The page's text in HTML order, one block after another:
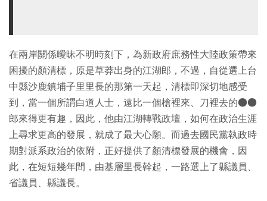
在兩岸關係曖昧不明時刻下，為新政府庶務性大陸政策帶來
困擾的顏清標，原是草莽出身的江湖郎，不過，自從選上台
中縣沙鹿鎮埔子里里長的那第一天起，清標即深切地感受
到，當一個所謂白道人士，遠比一個槍裡來、刀裡去的●●
郎來得更有趣，因此，他由江湖轉戰政壇，如何在政治生涯
上尋求更高的發展，就成了最大心願。而過去國民黨執政時
期對派系政治的依附，正好提供了顏清標發展的機會，因
此，在短短幾年間，由基層里長幹起，一路選上了縣議員、
省議員、縣議長。